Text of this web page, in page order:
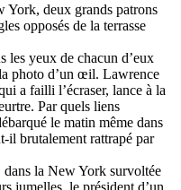
deux grands patrons
opposés de la terrasse
les yeux de chacun d’eux
photo d’un œil. Lawrence
a failli l’écraser, lance à la
Par quels liens
le matin même dans
il brutalement rattrapé par
la New York survoltée
jumelles, le président d’un